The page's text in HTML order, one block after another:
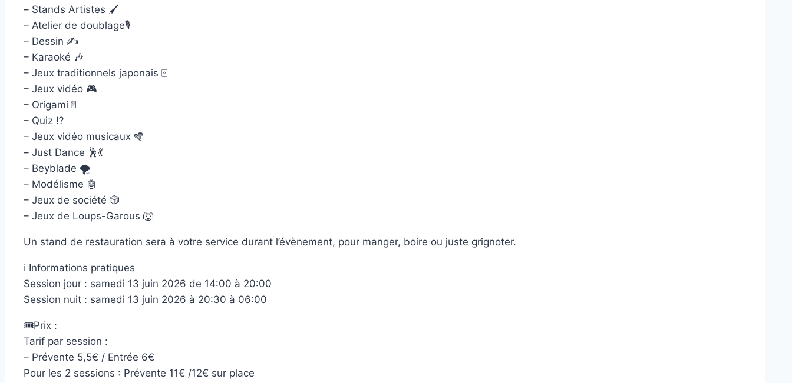
– Stands Artistes 🖌️
– Atelier de doublage🎙️
– Dessin ✍️
– Karaoké 🎶
– Jeux traditionnels japonais 🀄
– Jeux vidéo 🎮
– Origami📄
– Quiz ⁉️
– Jeux vidéo musicaux 🪇
– Just Dance 🕺💃
– Beyblade 🌪️
– Modélisme 🤖
– Jeux de société 🎲
– Jeux de Loups-Garous 🐺
Un stand de restauration sera à votre service durant l’évènement, pour manger, boire ou juste grignoter.
ℹ️ Informations pratiques
Session jour : samedi 13 juin 2026 de 14:00 à 20:00
Session nuit : samedi 13 juin 2026 à 20:30 à 06:00
🎟️Prix :
Tarif par session :
– Prévente 5,5€ / Entrée 6€
Pour les 2 sessions : Prévente 11€ /12€ sur place